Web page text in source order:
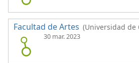
Facultad de Artes (Universidad de
30 mar. 2023